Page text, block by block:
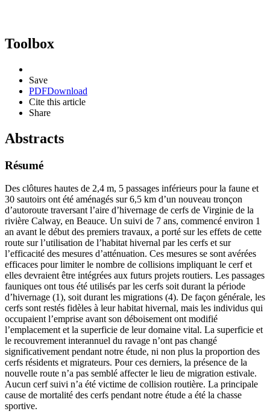
Toolbox
Save
PDFDownload
Cite this article
Share
Abstracts
Résumé
Des clôtures hautes de 2,4 m, 5 passages inférieurs pour la faune et
30 sautoirs ont été aménagés sur 6,5 km d’un nouveau tronçon
d’autoroute traversant l’aire d’hivernage de cerfs de Virginie de la
rivière Calway, en Beauce. Un suivi de 7 ans, commencé environ 1
an avant le début des premiers travaux, a porté sur les effets de cette
route sur l’utilisation de l’habitat hivernal par les cerfs et sur
l’efficacité des mesures d’atténuation. Ces mesures se sont avérées
efficaces pour limiter le nombre de collisions impliquant le cerf et
elles devraient être intégrées aux futurs projets routiers. Les passages
fauniques ont tous été utilisés par les cerfs soit durant la période
d’hivernage (1), soit durant les migrations (4). De façon générale, les
cerfs sont restés fidèles à leur habitat hivernal, mais les individus qui
occupaient l’emprise avant son déboisement ont modifié
l’emplacement et la superficie de leur domaine vital. La superficie et
le recouvrement interannuel du ravage n’ont pas changé
significativement pendant notre étude, ni non plus la proportion des
cerfs résidents et migrateurs. Pour ces derniers, la présence de la
nouvelle route n’a pas semblé affecter le lieu de migration estivale.
Aucun cerf suivi n’a été victime de collision routière. La principale
cause de mortalité des cerfs pendant notre étude a été la chasse
sportive.